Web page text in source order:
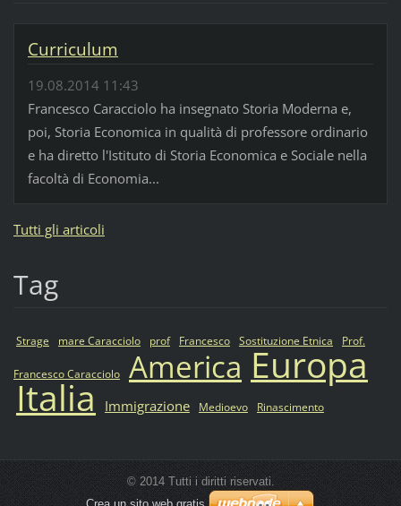
Curriculum
19.08.2014 11:43
Francesco Caracciolo ha insegnato Storia Moderna e,
poi, Storia Economica in qualità di professore ordinario
e ha diretto l'Istituto di Storia Economica e Sociale nella
facoltà di Economia...
Tutti gli articoli
Tag
Strage mare Caracciolo prof Francesco Sostituzione Etnica Prof.
Francesco Caracciolo America Europa
Italia Immigrazione Medioevo Rinascimento
© 2014 Tutti i diritti riservati.